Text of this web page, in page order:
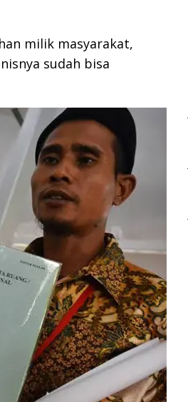
milik masyarakat,
sudah bisa